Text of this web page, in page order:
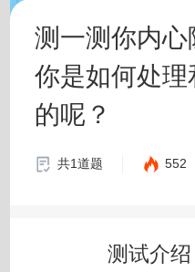
测一测你内心
你是如何处
的呢？
共1道题 552
测试介绍